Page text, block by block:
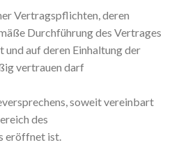
Vertragspflichten, deren
Durchführung des Vertrages
auf deren Einhaltung der
vertrauen darf
soweit vereinbart
des
eröffnet ist.